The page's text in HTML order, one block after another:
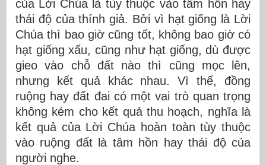
của Lời Chúa là tùy thuộc vào tâm hồn hay
thái độ của thính giả. Bởi vì hạt giống là Lời
Chúa thì bao giờ cũng tốt, không bao giờ có
hạt giống xấu, cũng như hạt giống, dù được
gieo vào chỗ đất nào thì cũng mọc lên,
nhưng kết quả khác nhau. Vì thế, đồng
ruộng hay đất đai có một vai trò quan trọng
không kém cho kết quả thu hoạch, nghĩa là
kết quả của Lời Chúa hoàn toàn tùy thuộc
vào ruộng đất là tâm hồn hay thái độ của
người nghe.